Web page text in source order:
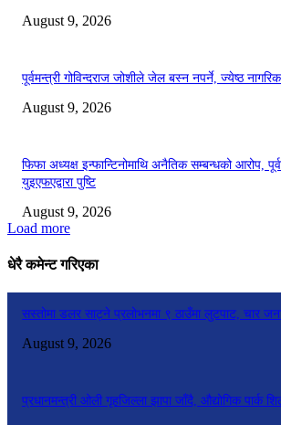
August 9, 2026
पूर्वमन्त्री गोविन्दराज जोशीले जेल बस्न नपर्ने, ज्येष्ठ
August 9, 2026
फिफा अध्यक्ष इन्फान्टिनोमाथि अनैतिक सम्बन्धको आरोप,
युइएफएद्वारा पुष्टि
August 9, 2026
Load more
धेरै कमेन्ट गरिएका
सस्तोमा डलर साट्ने प्रलोभनमा ९ ठाउँमा लुटपाट, चार
August 9, 2026
प्रधानमन्त्री ओली गृहजिल्ला झापा जाँदै, औद्योगिक पार्क